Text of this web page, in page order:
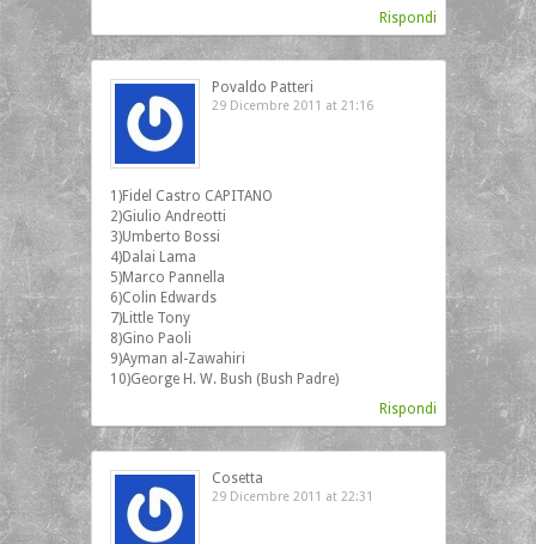
Rispondi
Povaldo Patteri
29 Dicembre 2011 at 21:16
1)Fidel Castro CAPITANO
2)Giulio Andreotti
3)Umberto Bossi
4)Dalai Lama
5)Marco Pannella
6)Colin Edwards
7)Little Tony
8)Gino Paoli
9)Ayman al-Zawahiri
10)George H. W. Bush (Bush Padre)
Rispondi
Cosetta
29 Dicembre 2011 at 22:31